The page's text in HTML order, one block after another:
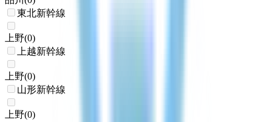
東北新幹線
上野(0)
上越新幹線
上野(0)
山形新幹線
上野(0)